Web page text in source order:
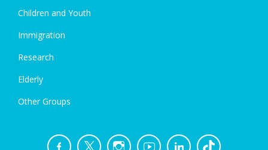
Children and Youth
Immigration
Research
Elderly
Other Groups